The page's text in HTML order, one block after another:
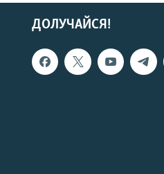
ДОЛУЧАЙСЯ!